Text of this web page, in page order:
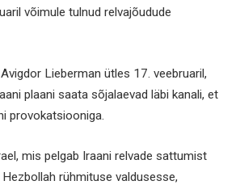
võimule tulnud relvajõudude
Lieberman ütles 17. veebruaril,
plaani saata sõjalaevad läbi kanali, et
provokatsiooniga.
mis pelgab Iraani relvade sattumist
rühmituse valdusesse,